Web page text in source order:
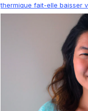
thermique fait-elle baisser